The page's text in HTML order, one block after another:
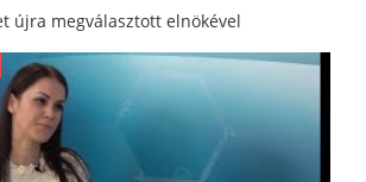
újra megválasztott elnökével